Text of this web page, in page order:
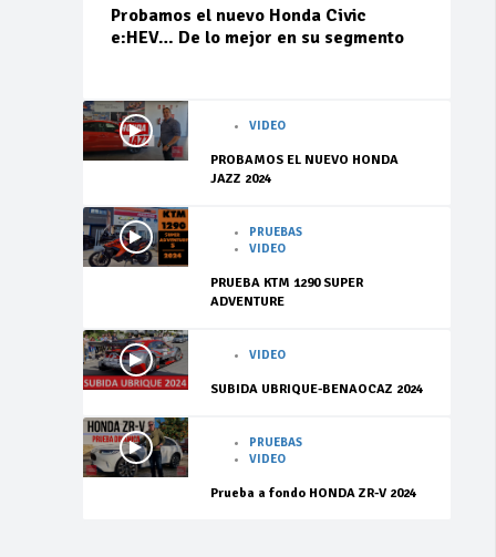
Probamos el nuevo Honda Civic
e:HEV… De lo mejor en su segmento
VIDEO
PROBAMOS EL NUEVO HONDA
JAZZ 2024
PRUEBAS
VIDEO
PRUEBA KTM 1290 SUPER
ADVENTURE
VIDEO
SUBIDA UBRIQUE-BENAOCAZ 2024
PRUEBAS
VIDEO
Prueba a fondo HONDA ZR-V 2024